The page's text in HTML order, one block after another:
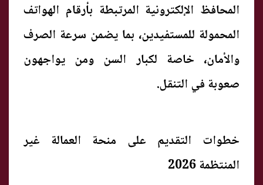
المحافظ الإلكترونية المرتبطة بأرقام الهواتف
المحمولة للمستفيدين، بما يضمن سرعة الصرف
والأمان، خاصة لكبار السن ومن يواجهون
صعوبة في التنقل.
خطوات التقديم على منحة العمالة غير
المنتظمة 2026